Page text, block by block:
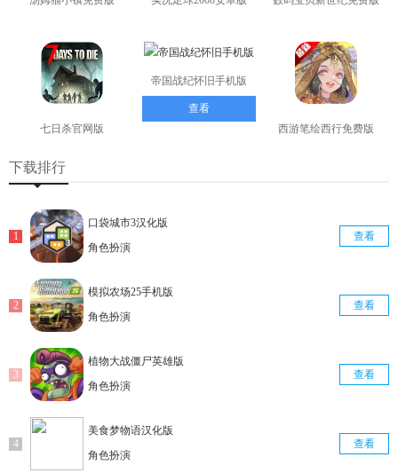
七日杀官网版
帝国战纪怀旧手机版
查看
西游笔绘西行免费版
下载排行
口袋城市3汉化版
角色扮演
查看
模拟农场25手机版
角色扮演
查看
植物大战僵尸英雄版
角色扮演
查看
美食梦物语汉化版
角色扮演
查看